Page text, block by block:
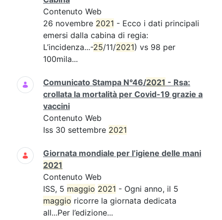
Contenuto Web
26 novembre 2021 - Ecco i dati principali
emersi dalla cabina di regia:
L’incidenza...-25/11/2021) vs 98 per
100mila...
Comunicato Stampa N°46/2021 - Rsa:
crollata la mortalità per Covid-19 grazie a
vaccini
Contenuto Web
Iss 30 settembre 2021
Giornata mondiale per l’igiene delle mani
2021
Contenuto Web
ISS, 5 maggio 2021 - Ogni anno, il 5
maggio ricorre la giornata dedicata
all...Per l’edizione...